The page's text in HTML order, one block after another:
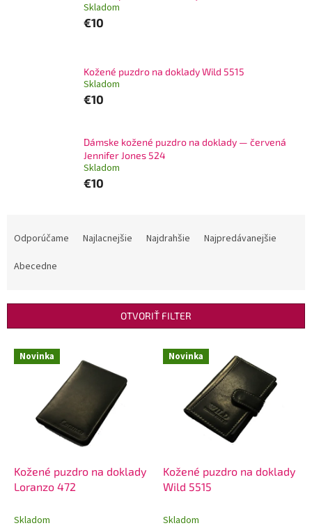
Skladom
€10
Kožené puzdro na doklady Wild 5515
Skladom
€10
Dámske kožené puzdro na doklady — červená
Jennifer Jones 524
Skladom
€10
p
Odporúčame Najlacnejšie Najdrahšie
Najpredávanejšie
Abecedne
OTVORIŤ FILTER
V Novinka
Kožené puzdro na doklady
Loranzo 472
Skladom
Novinka
Kožené puzdro na doklady
Wild 5515
Skladom